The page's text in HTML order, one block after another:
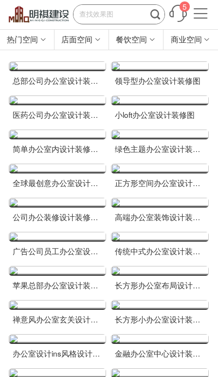

5 
热门空间  店面空间  餐饮空间  商业空间 
总部公司办公室设计装修方案 领导型办公室设计装修图
医药公司办公室设计装修风格图 小loft办公室设计装修图
简单办公室内设计装修图片大全 绿色主题办公室设计装修图
全球最创意办公室设计装修图 正方形空间办公室设计装修方案
公司办公装修设计装修图片 高端办公室装饰设计装修方案
广告公司员工办公室设计装修图 传统中式办公室设计装修图片
苹果总部办公室设计装修图 长方形办公室布局设计装修方案
禅意风办公室玄关设计方案 长方形小办公室设计装修方案
办公室设计ins风格设计方案 金融办公室中心设计装修方案